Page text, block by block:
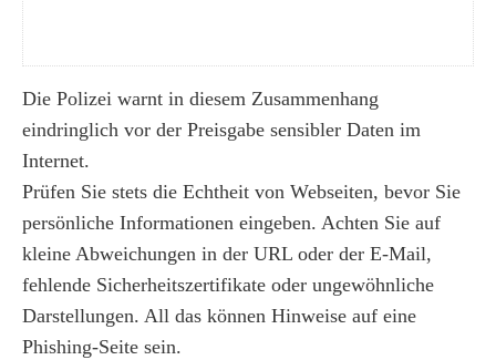
Die Polizei warnt in diesem Zusammenhang
eindringlich vor der Preisgabe sensibler Daten im
Internet.
Prüfen Sie stets die Echtheit von Webseiten, bevor Sie
persönliche Informationen eingeben. Achten Sie auf
kleine Abweichungen in der URL oder der E-Mail,
fehlende Sicherheitszertifikate oder ungewöhnliche
Darstellungen. All das können Hinweise auf eine
Phishing-Seite sein.